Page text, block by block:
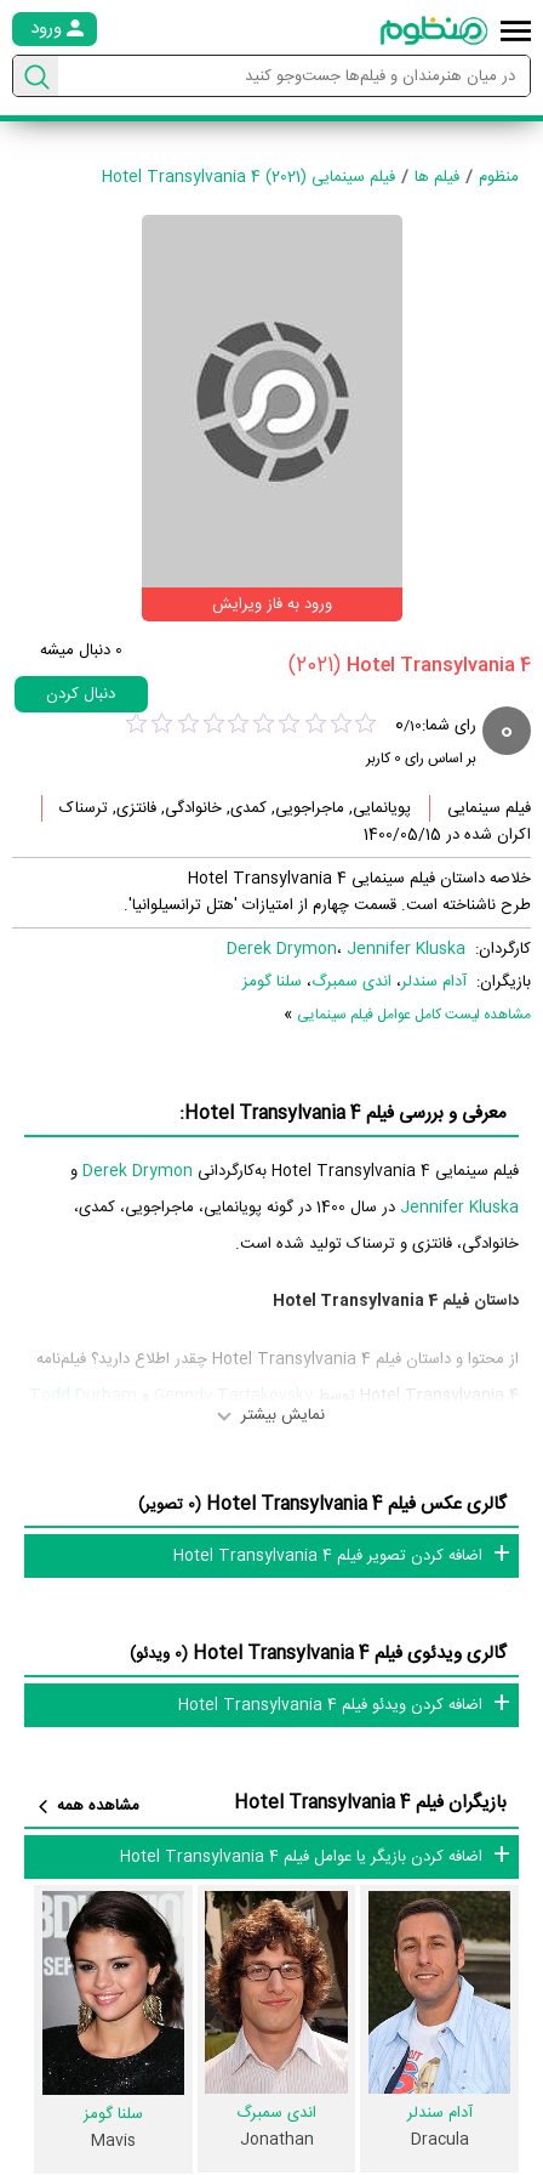
ورود
منظوم فیلم ها فیلم سینمایی Hotel Transylvania 4 (2021)
ورود به فاز ویرایش
(2021)
0 دنبال میشه
دنبال کردن
0 رای شما: 0/10
بر اساس رای 0کاربر
فیلم سینمایی
پویانمایی, ماجراجویی, کمدی, خانوادگی, فانتزی, ترسناک
اکران شده در 1400/05/15
خلاصه داستان فیلم سینمایی Hotel Transylvania 4
طرح ناشناخته است. قسمت چهارم از امتیازات 'هتل ترانسیلوانیا'.
کارگردان:
Derek Drymon، Jennifer Kluska
بازیگران: آدام سندلر، اندی سمبرگ، سلنا گومز
مشاهده لیست کامل عوامل فیلم سینمایی »
معرفی و بررسی فیلم Hotel Transylvania 4:
فیلم سینمایی Hotel Transylvania 4 به‌کارگردانی Derek Drymonو
Jennifer Kluska
در سال 1400 در گونه پویانمایی، ماجراجویی، کمدی،
خانوادگی، فانتزی و ترسناک تولید شده است.
داستان فیلم Hotel Transylvania 4
از محتوا و داستان فیلم Hotel Transylvania 4 چقدر اطلاع دارید؟ فیلم‌نامه
Hotel Transylvania 4 توسط
Genndy Tartakovsky
Todd Durham
داستان Hotel Transylvania 4 منتشر شده است، می‌خوانیم: «طرح
ناشناخته است. قسمت چهارم از امتیازات 'هتل ترانسیلوانیا'.»
از نظر تاریخچه فعالیت کارگردان و بازیگران فیلم Hotel Transylvania 4 نیز
Transylvania 4 اولین همکاری خود با بازیگرانی چون
آدام سندلر،اندی
سمبرگوسلنا گومزرا در این اثر تجربه کرده است.
عوامل فیلم Hotel Transylvania 4
در مجموع بیش از 7 نفر در تولید فیلم Hotel Transylvania 4 نقش
داشته‌اند و هر یک از آنها درمنظومیک صفحه اختصاصی دارند.
اطلاعات فیلم Hotel Transylvania 4
نمایش بیشتر
گالری عکس فیلم Hotel Transylvania 4
(0 تصویر)
اضافه کردن تصویر فیلم Hotel Transylvania 4
گالری ویدئوی فیلم Hotel Transylvania 4
(0 ویدئو)
اضافه کردن ویدئو فیلم Hotel Transylvania 4
بازیگران فیلم Hotel Transylvania 4
مشاهده همه
اضافه کردن بازیگر یا عوامل فیلم Hotel Transylvania 4
آدام سندلر
Dracula
اندی سمبرگ
Jonathan
سلنا گومز
Mavis